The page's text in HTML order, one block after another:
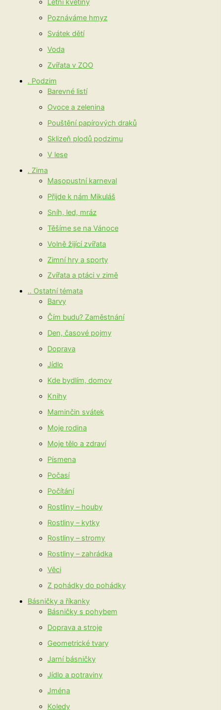
Letní květiny
Poznáváme hmyz
Svátek dětí
Voda
Zvířata v ZOO
. Podzim
Barevné listí
Ovoce a zelenina
Pouštění papírových draků
Sklizeň plodů podzimu
V lese
. Zima
Masopustní karneval
Přijde k nám Mikuláš
Sníh, led, mráz
Těšíme se na Vánoce
Volně žijící zvířata
Zimní hry a sporty
Zvířata a ptáci v zimě
.. Ostatní témata
Barvy
Čím budu? Zaměstnání
Den, časové pojmy
Doprava
Jídlo
Kde bydlím, domov
Knihy
Maminčin svátek
Moje rodina
Moje tělo a zdraví
Písmena
Počasí
Počítání
Rostliny – houby
Rostliny – kytky
Rostliny – stromy
Rostliny – zahrádka
Věci
Z pohádky do pohádky
Básničky a říkanky
Básničky s pohybem
Doprava a stroje
Geometrické tvary
Jarní básničky
Jídlo a potraviny
Jména
Koledy